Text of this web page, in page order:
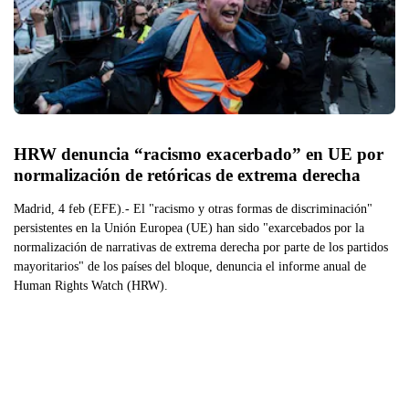
HRW denuncia “racismo exacerbado” en UE por
normalización de retóricas de extrema derecha
Madrid, 4 feb (EFE).- El "racismo y otras formas de discriminación"
persistentes en la Unión Europea (UE) han sido "exarcebados por la
normalización de narrativas de extrema derecha por parte de los partidos
mayoritarios" de los países del bloque, denuncia el informe anual de
Human Rights Watch (HRW).